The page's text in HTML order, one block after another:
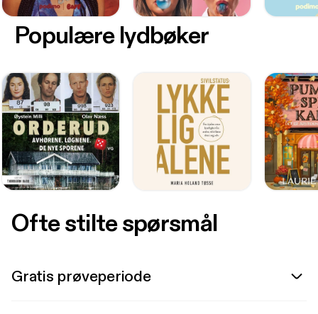
Populære lydbøker
Ofte stilte spørsmål
Gratis prøveperiode